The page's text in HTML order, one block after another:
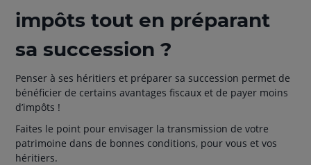
impôts tout en préparant
sa succession ?
Penser à ses héritiers et préparer sa succession permet de
bénéficier de certains avantages fiscaux et de payer moins
d’impôts !
Faites le point pour envisager la transmission de votre
patrimoine dans de bonnes conditions, pour vous et vos
héritiers.